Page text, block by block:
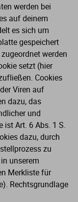
werden bei
auf deinem
es sich um
gespeichert
werden
setzt (hier
Cookies
Viren auf
dazu, das
und
ist Art. 6 Abs. 1 S.
dazu, durch
zu
unserem
Merkliste für
Rechtsgrundlage